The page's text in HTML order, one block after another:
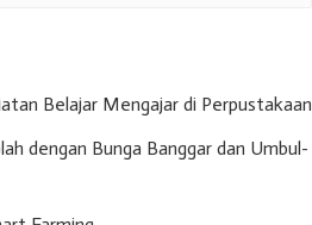
Belajar Mengajar di Perpustakaan
dengan Bunga Banggar dan Umbul-